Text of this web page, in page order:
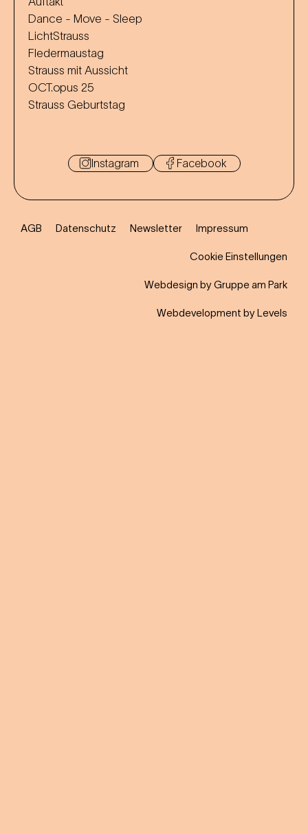
Dance - Move - Sleep
LichtStrauss
Fledermaustag
Strauss mit Aussicht
OCT.opus 25
Strauss Geburtstag
Instagram Facebook
AGB Datenschutz Newsletter Impressum
Cookie Einstellungen
Webdesign by Gruppe am Park
Webdevelopment by Levels